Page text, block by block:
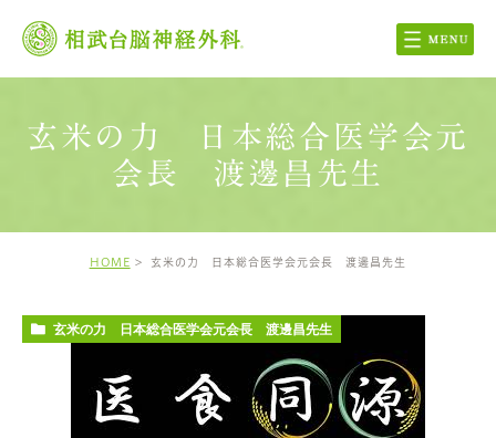
玄米の力 日本総合医学会元
会長 渡邊昌先生
HOME 玄米の力 日本総合医学会元会長 渡邊昌先生
玄米の力 日本総合医学会元会長 渡邊昌先生